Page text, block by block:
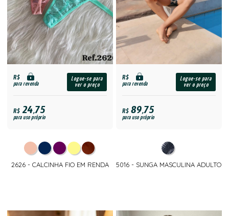
R$
para revenda
Logue-se para
ver o preço
R$24,75
para uso próprio
2626 - CALCINHA FIO EM RENDA
R$
para revenda
Logue-se para
ver o preço
R$89,75
para uso próprio
5016 - SUNGA MASCULINA ADULTO